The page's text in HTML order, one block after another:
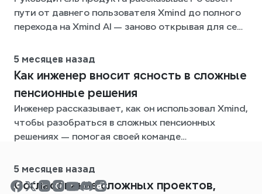
пути от давнего пользователя Xmind до полного
перехода на Xmind AI — заново открывая для себя
командную работу и справляясь с растущей
сложностью организации идей в масштабе.
5 месяцев назад
Как инженер вносит ясность в сложные
пенсионные решения
Инженер рассказывает, как он использовал Xmind,
чтобы разобраться в сложных пенсионных
решениях — помогая своей команде
обсуждения и вносить ясность в иначе
непосильную задачу.
5 месяцев назад
Согласование сложных проектов,